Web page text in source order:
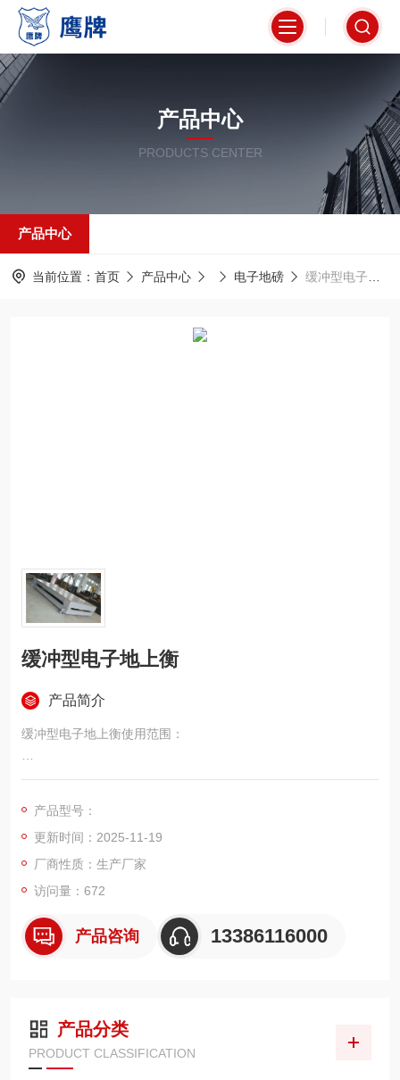
产品中心
PRODUCTS CENTER
产品中心
当前位置： 首页 产品中心 电子地磅 缓冲型电子地上衡
缓冲型电子地上衡
产品简介
缓冲型电子地上衡使用范围：
缓冲型电子地上衡广泛应用于仓库,车间,货场,码头,集贸市场,工地
用于冶金,建材,仓储货运,内河码头等行业。
缓冲型电子地上衡结构功能特点：
00%；
产品型号：
更新时间：2025-11-19
厂商性质：生产厂家
访问量：672
产品咨询 13386116000
产品分类
PRODUCT CLASSIFICATION